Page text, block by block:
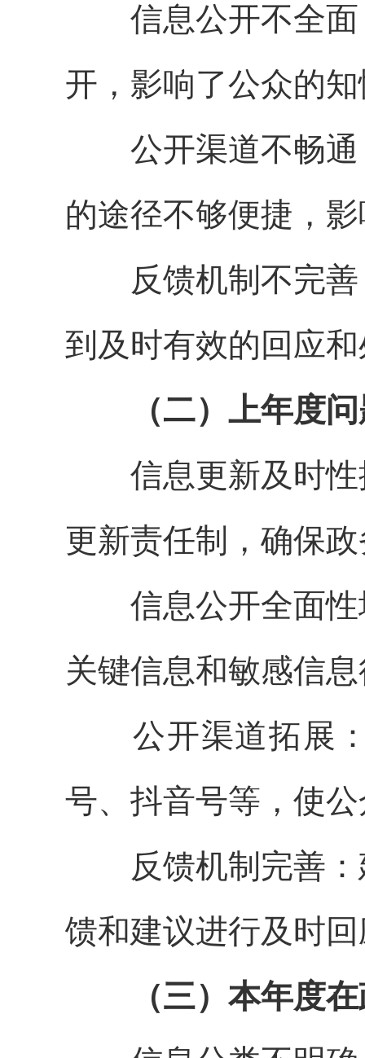
信息公开不全面
开，影响了公众的
公开渠道不畅通
的途径不够便捷，
反馈机制不完善
到及时有效的回应
（二）上年度
信息更新及时性
更新责任制，确保
信息公开全面性
关键信息和敏感信
公开渠道拓展：
号、抖音号等，使
反馈机制完善：
馈和建议进行及时
（三）本年度